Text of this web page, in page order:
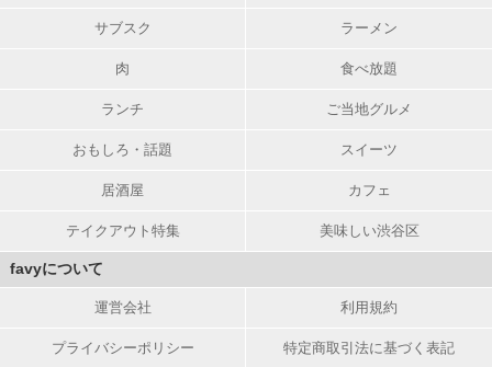
サブスク ラーメン
肉 食べ放題
ランチ ご当地グルメ
おもしろ・話題 スイーツ
居酒屋 カフェ
テイクアウト特集 美味しい渋谷区
favyについて
運営会社 利用規約
プライバシーポリシー 特定商取引法に基づく表記